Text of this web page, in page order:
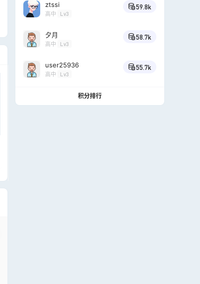
ztssi
高中 Lv3
59.8k
夕月
高中 Lv3
58.7k
user25936
高中 Lv3
55.7k
积分排行